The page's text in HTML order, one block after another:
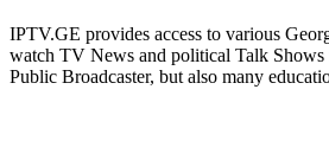
IPTV.GE provides access to various
watch TV News and political Talk
Public Broadcaster, but also many